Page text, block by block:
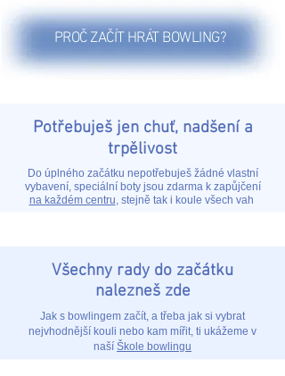
PROČ ZAČÍT HRÁT BOWLING?
Potřebuješ jen chuť, nadšení a
trpělivost
Do úplného začátku nepotřebuješ žádné vlastní
vybavení, speciální boty jsou zdarma k zapůjčení
na každém centru, stejně tak i koule všech vah
Všechny rady do začátku
nalezneš zde
Jak s bowlingem začít, a třeba jak si vybrat
nejvhodnější kouli nebo kam mířit, ti ukážeme v
naší Škole bowlingu